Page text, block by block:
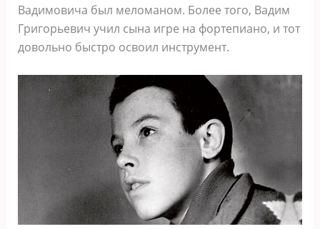
Вадимовича был меломаном. Более того, Вадим
Григорьевич учил сына игре на фортепиано, и тот
довольно быстро освоил инструмент.